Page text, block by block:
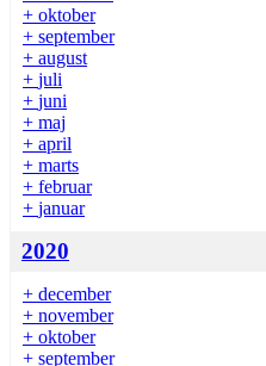
+ oktober
+ september
+ august
+ juli
+ juni
+ maj
+ april
+ marts
+ februar
+ januar
2020
+ december
+ november
+ oktober
+ september